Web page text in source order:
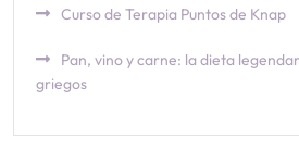
Curso de Terapia Puntos de Knap
Pan, vino y carne: la dieta
griegos